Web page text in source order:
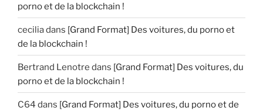
porno et de la blockchain !
ceciliadans [Grand Format] Des voitures, du porno et
de la blockchain !
Bertrand Lenotre dans [Grand Format] Des voitures, du
porno et de la blockchain !
C64 dans [Grand Format] Des voitures, du porno et de